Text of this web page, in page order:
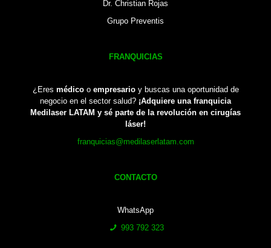
Dr. Christian Rojas
Grupo Preventis
FRANQUICIAS
¿Eres médicoo empresarioy buscas una oportunidad de
negocio en el sector salud? ¡Adquiere una franquicia
Medilaser LATAM y sé parte de la revolución en cirugías
láser!
franquicias@medilaserlatam.com
CONTACTO
WhatsApp
993 792 323